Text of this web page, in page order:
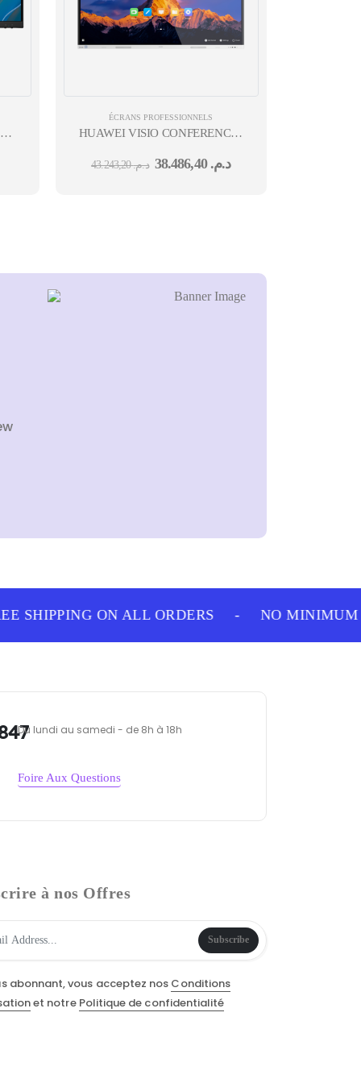
ÉCRANS PROFESSIONNELS
HUAWEI VISIO CONFERENCE IDEAHUB S3-
INCH INFRARED SCREEN,
د.م.43.243,20 د.م. 38.486,40
SHIPPING ON ALL ORDERS - NO MINIMUM
Du lundi au samedi - de 8h à 18h
Foire Aux Questions
à nos Offres
Subscribe
abonnant, vous acceptez nos Conditions
et notre Politique de confidentialité